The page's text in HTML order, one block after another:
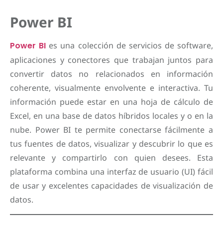
Power BI
Power BI es una colección de servicios de software,
aplicaciones y conectores que trabajan juntos para
convertir datos no relacionados en información
coherente, visualmente envolvente e interactiva. Tu
información puede estar en una hoja de cálculo de
Excel, en una base de datos híbridos locales y o en la
nube. Power BI te permite conectarse fácilmente a
tus fuentes de datos, visualizar y descubrir lo que es
relevante y compartirlo con quien desees. Esta
plataforma combina una interfaz de usuario (UI) fácil
de usar y excelentes capacidades de visualización de
datos.